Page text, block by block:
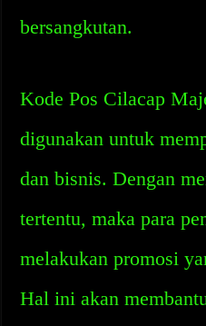
bersangkutan.
Kode Pos Cilacap
digunakan untuk
dan bisnis. Dengan
tertentu, maka para
melakukan promosi
Hal ini akan